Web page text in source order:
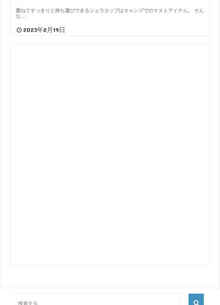
重ねてすっきりと持ち運びできるシェラカップはキャンプでのマストアイテム。 そん
な…
2023年2月19日